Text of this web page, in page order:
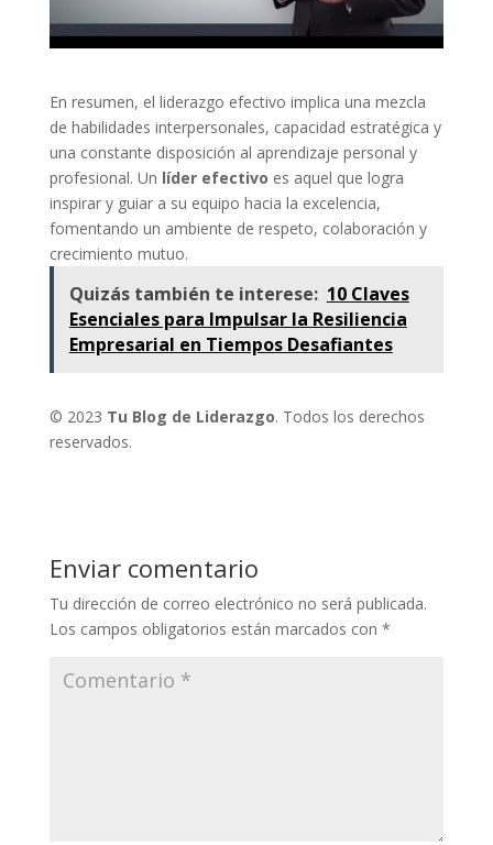
En resumen, el liderazgo efectivo implica una mezcla
de habilidades interpersonales, capacidad estratégica y
una constante disposición al aprendizaje personal y
profesional. Un líder efectivo es aquel que logra
inspirar y guiar a su equipo hacia la excelencia,
fomentando un ambiente de respeto, colaboración y
crecimiento mutuo.
Quizás también te interese: 10 Claves
Esenciales para Impulsar la Resiliencia
Empresarial en Tiempos Desafiantes
© 2023 Tu Blog de Liderazgo. Todos los derechos
reservados.
Enviar comentario
Tu dirección de correo electrónico no será publicada.
Los campos obligatorios están marcados con *